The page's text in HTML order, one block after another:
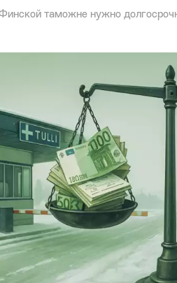
таможне нужно